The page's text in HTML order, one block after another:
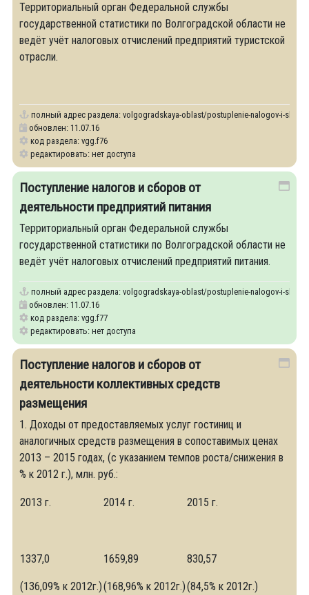
Территориальный орган Федеральной службы
государственной статистики по Волгоградской области не
ведёт учёт налоговых отчислений предприятий туристской
отрасли.
полный адрес раздела: volgogradskaya-oblast/postuplenie-nalogov-i-
обновлен: 11.07.16
код раздела: vgg.f76
редактировать: нет доступа
Поступление налогов и сборов от
деятельности предприятий питания
Территориальный орган Федеральной службы
государственной статистики по Волгоградской области не
ведёт учёт налоговых отчислений предприятий питания.
полный адрес раздела: volgogradskaya-oblast/postuplenie-nalogov-i-
обновлен: 11.07.16
код раздела: vgg.f77
редактировать: нет доступа
Поступление налогов и сборов от
деятельности коллективных средств
размещения
1. Доходы от предоставляемых услуг гостиниц и
аналогичных средств размещения в сопоставимых ценах
2013 – 2015 годах, (с указанием темпов роста/снижения в
% к 2012 г.), млн. руб.:
2013 г. 2014 г. 2015 г.
1337,0
(136,09% к 2012г.)
1659,89
(168,96% к 2012г.)
830,57
(84,5% к 2012г.)